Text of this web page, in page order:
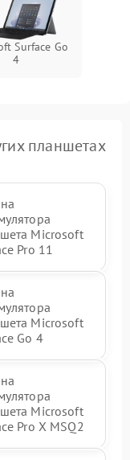
Surface Go
4
планшетах
Microsoft
Pro 11
Microsoft
Go 4
Microsoft
Pro X MSQ2